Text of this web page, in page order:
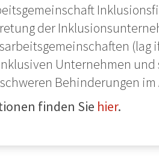
der
Unternehmen
Behinderungen
finden Sie hier.